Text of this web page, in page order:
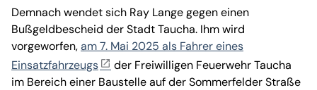
Demnach wendet sich Ray Lange gegen einen
Bußgeldbescheid der Stadt Taucha. Ihm wird
vorgeworfen,am 7. Mai 2025 als Fahrer eines
Einsatzfahrzeugs
der Freiwilligen Feuerwehr Taucha
im Bereich einer Baustelle auf der Sommerfelder Straße